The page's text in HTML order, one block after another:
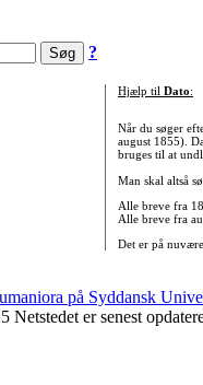
?
Hjælp til Dato:
Når du søger
august 1855).
bruges til at
Man skal altså
Alle breve fra
Alle breve fra
Det er på
Netstedet er senest